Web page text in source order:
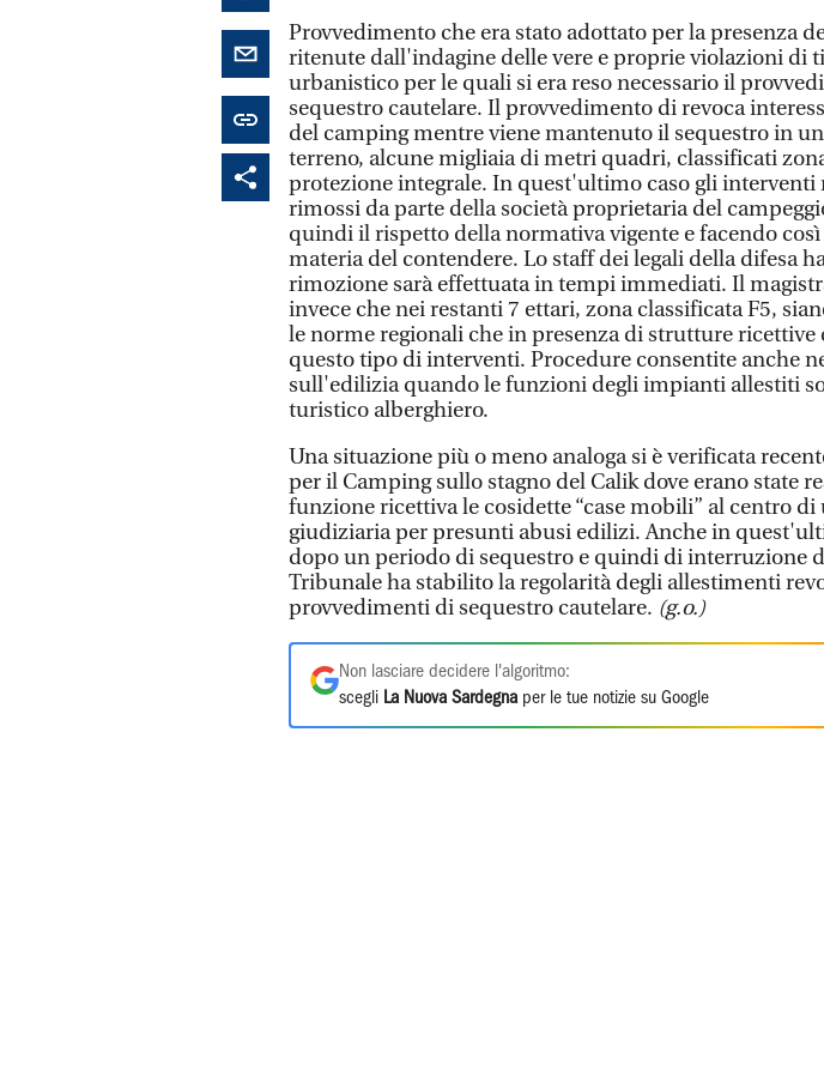
Provvedimento che era stato adottato per la presenza
ritenute dall'indagine delle vere e proprie violazioni di
urbanistico per le quali si era reso necessario il
sequestro cautelare. Il provvedimento di revoca
del camping mentre viene mantenuto il sequestro in
terreno, alcune migliaia di metri quadri, classificati
protezione integrale. In quest'ultimo caso gli interventi
rimossi da parte della società proprietaria del
quindi il rispetto della normativa vigente e facendo così
materia del contendere. Lo staff dei legali della difesa
rimozione sarà effettuata in tempi immediati. Il
invece che nei restanti 7 ettari, zona classificata F5,
le norme regionali che in presenza di strutture ricettive
questo tipo di interventi. Procedure consentite anche
sull'edilizia quando le funzioni degli impianti allestiti
turistico alberghiero.
Una situazione più o meno analoga si è verificata
per il Camping sullo stagno del Calik dove erano state
funzione ricettiva le cosidette “case mobili” al centro di
giudiziaria per presunti abusi edilizi. Anche in
dopo un periodo di sequestro e quindi di interruzione
Tribunale ha stabilito la regolarità degli allestimenti
provvedimenti di sequestro cautelare. (g.o.)
Non lasciare decidere l'algoritmo:
scegli La Nuova Sardegna per le tue notizie su Google